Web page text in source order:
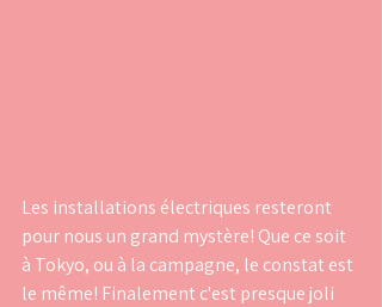
Les installations électriques resteront
pour nous un grand mystère! Que ce soit
à Tokyo, ou à la campagne, le constat est
le même! Finalement c'est presque joli